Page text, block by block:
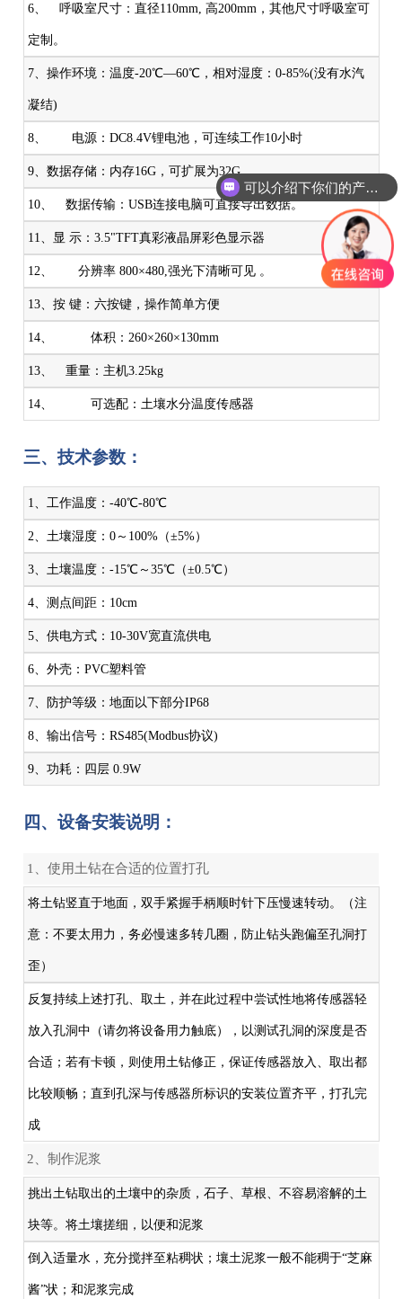
6、 呼吸室尺寸：直径110mm, 高200mm，其他尺寸呼吸室可
定制。
7、操作环境：温度-20℃—60℃，相对湿度：0-85%(没有水汽
凝结)
8、 电源：DC8.4V锂电池，可连续工作10小时
9、数据存储：内存16G，可扩展为32G。
10、 数据传输：USB连接电脑可直接导出数据。
11、显 示：3.5"TFT真彩液晶屏彩色显示器
12、 分辨率 800×480,强光下清晰可见 。
13、按 键：六按键，操作简单方便
14、 体积：260×260×130mm
13、 重量：主机3.25kg
14、 可选配：土壤水分温度传感器
三、技术参数：
1、工作温度：-40℃-80℃
2、土壤湿度：0～100%（±5%）
3、土壤温度：-15℃～35℃（±0.5℃）
4、测点间距：10cm
5、供电方式：10-30V宽直流供电
6、外壳：PVC塑料管
7、防护等级：地面以下部分IP68
8、输出信号：RS485(Modbus协议)
9、功耗：四层 0.9W
四、设备安装说明：
1、使用土钻在合适的位置打孔
将土钻竖直于地面，双手紧握手柄顺时针下压慢速转动。（注
意：不要太用力，务必慢速多转几圈，防止钻头跑偏至孔洞打
歪）
反复持续上述打孔、取土，并在此过程中尝试性地将传感器轻
放入孔洞中（请勿将设备用力触底），以测试孔洞的深度是否
合适；若有卡顿，则使用土钻修正，保证传感器放入、取出都
比较顺畅；直到孔深与传感器所标识的安装位置齐平，打孔完
成
2、制作泥浆
挑出土钻取出的土壤中的杂质，石子、草根、不容易溶解的土
块等。将土壤搓细，以便和泥浆
倒入适量水，充分搅拌至粘稠状；壤土泥浆一般不能稠于“芝麻
酱”状；和泥浆完成
可以介绍下你们的产品么